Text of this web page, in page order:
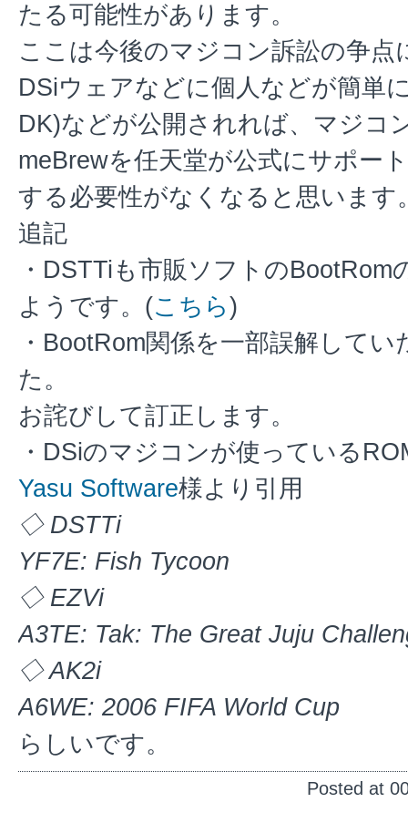
たる可能性があります。
ここは今後のマジコン訴訟の争
DSiウェアなどに個人などが簡単
DK)などが公開されれば、マジコ
meBrewを任天堂が公式にサポー
する必要性がなくなると思います
追記
・DSTTiも市販ソフトの
ようです。(こちら)
・BootRom関係を一部誤解して
た。
お詫びして訂正します。
・DSiのマジコンが使っている
Yasu Software様より引用
◇ DSTTi
YF7E: Fish Tycoon
◇ EZVi
A3TE: Tak: The Great Juju
◇ AK2i
A6WE: 2006 FIFA World Cup
らしいです。
Posted at